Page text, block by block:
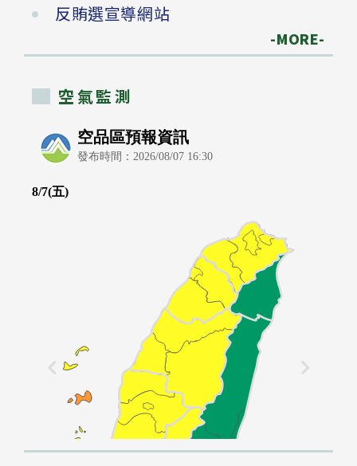
反賄選宣導網站
-MORE-
空氣監測